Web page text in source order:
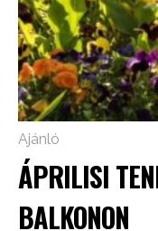
Ajánló
ÁPRILISI
BALKONON